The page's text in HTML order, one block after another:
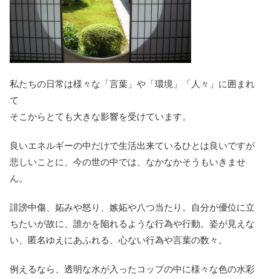
私たちの日常は様々な「言葉」や「環境」「人々」に囲まれ
て
そこからとても大きな影響を受けています。
良いエネルギーの中だけで生活出来ているひとは良いですが
悲しいことに、今の世の中では、なかなかそうもいきませ
ん。
誹謗中傷、妬みや怒り、嫉妬や八つ当たり。自分が優位に立
ちたいが故に、誰かを陥れるような行為や行動。姿が見えな
い、匿名ゆえにあふれる、心ない行為や言葉の数々。
例えるなら、透明な水が入ったコップの中に様々な色の水彩